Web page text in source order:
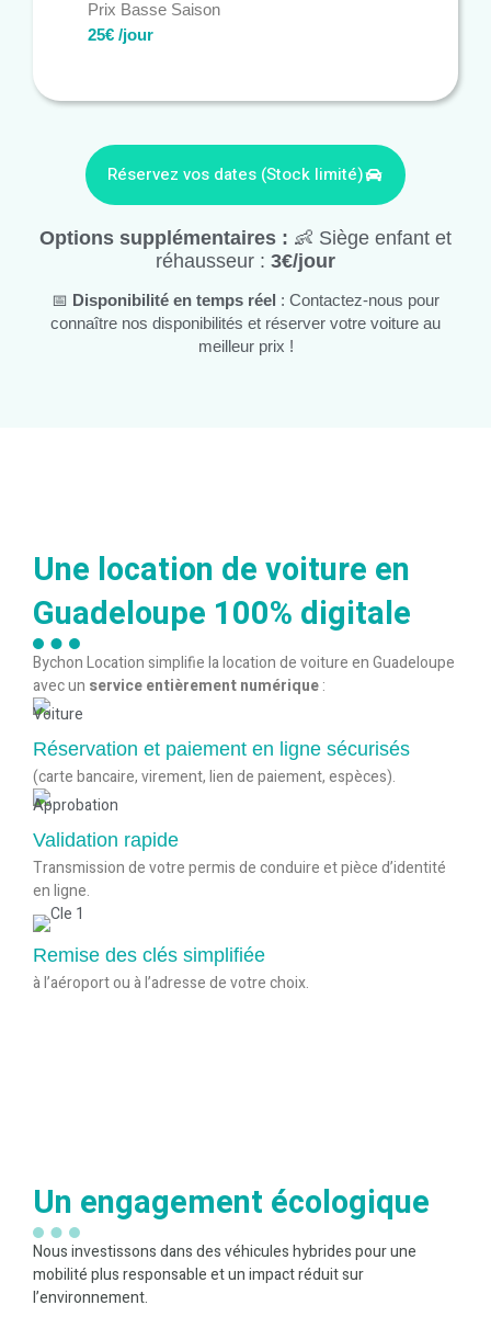
Prix Basse Saison
25€ /jour
Réservez vos dates (Stock limité)
Options supplémentaires : 👶 Siège enfant et
réhausseur : 3€/jour
📅 Disponibilité en temps réel : Contactez-nous pour
connaître nos disponibilités et réserver votre voiture au
meilleur prix !
Une location de voiture en
Guadeloupe 100% digitale
Bychon Location simplifie la location de voiture en Guadeloupe
avec un service entièrement numérique:
Réservation et paiement en ligne sécurisés
(carte bancaire, virement, lien de paiement, espèces).
Validation rapide
Transmission de votre permis de conduire et pièce d’identité
en ligne.
Remise des clés simplifiée
à l’aéroport ou à l’adresse de votre choix.
Un engagement écologique
Nous investissons dans des véhicules hybrides pour une
mobilité plus responsable et un impact réduit sur
l’environnement.